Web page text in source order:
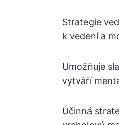
Strategie
k vedení a
Umožňuje
vytváří
Účinná